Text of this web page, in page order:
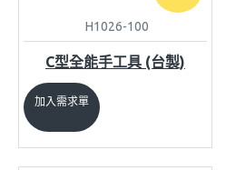
H1026-100
C型全能手工具 (台製)
加入需求單